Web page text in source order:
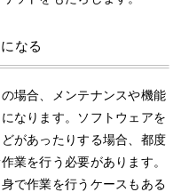
なる
場合、メンテナンスや機能
なります。ソフトウェアを
があったりする場合、都度
業を行う必要があります。
で作業を行うケースもある